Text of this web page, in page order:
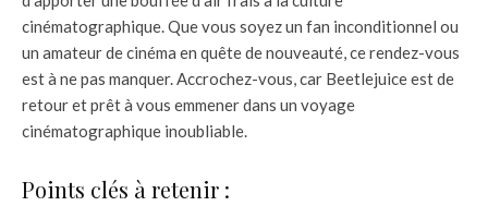
cinématographique. Que vous soyez un fan inconditionnel ou
un amateur de cinéma en quête de nouveauté, ce rendez-vous
est à ne pas manquer. Accrochez-vous, car Beetlejuice est de
retour et prêt à vous emmener dans un voyage
cinématographique inoubliable.
Points clés à retenir :